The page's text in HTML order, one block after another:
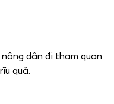
dân đi tham quan
quả.